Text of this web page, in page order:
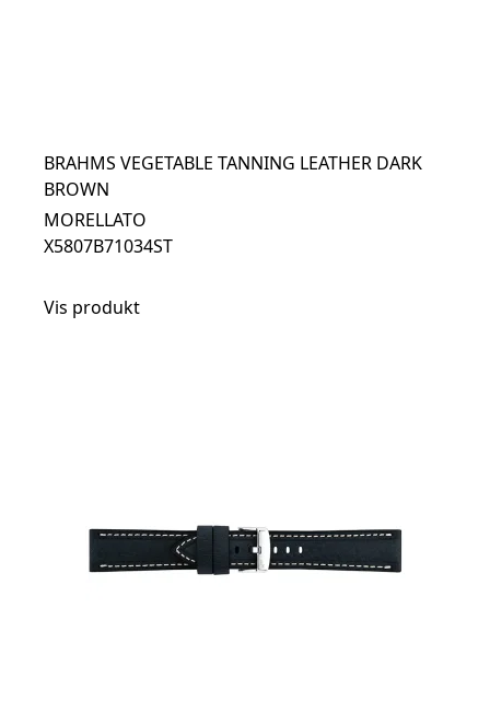
BRAHMS VEGETABLE TANNING LEATHER DARK
BROWN
MORELLATO
X5807B71034ST
Vis produkt